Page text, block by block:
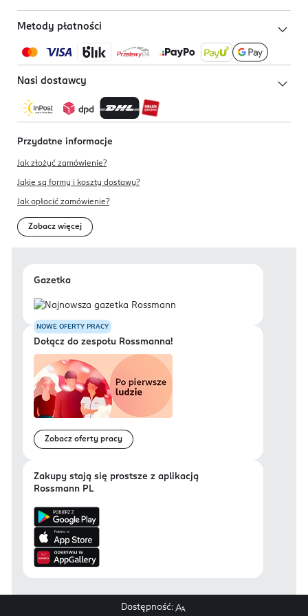
Metody płatności
Nasi dostawcy
Przydatne informacje
Jak złożyć zamówienie?
Jakie są formy i koszty dostawy?
Jak opłacić zamówienie?
Zobacz więcej
Gazetka
NOWE OFERTY PRACY
Dołącz do zespołu Rossmanna!
Zobacz oferty pracy
Zakupy stają się prostsze z aplikacją
Rossmann PL
Dostępność: